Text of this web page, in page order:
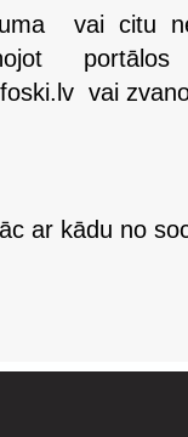
vai citu
portālos
vai
ar kādu no